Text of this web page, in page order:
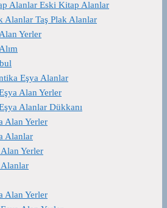
Alanlar Eski Kitap Alanlar
Alanlar Taş Plak Alanlar
Yerler
Eşya Alanlar
Alan Yerler
Alanlar Dükkanı
Alan Yerler
Alanlar
Yerler
Alanlar
Alan Yerler